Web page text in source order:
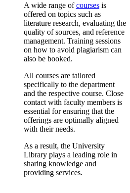
A wide range ofcoursesis
offered on topics such as
literature research, evaluating the
quality of sources, and reference
management. Training sessions
on how to avoid plagiarism can
also be booked.
All courses are tailored
specifically to the department
and the respective course. Close
contact with faculty members is
essential for ensuring that the
offerings are optimally aligned
with their needs.
As a result, the University
Library plays a leading role in
sharing knowledge and
providing services.